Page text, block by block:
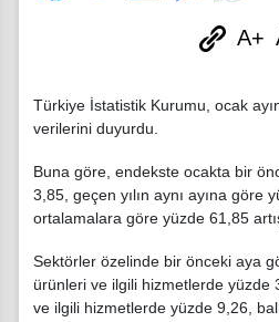
A+
Türkiye İstatistik Kurumu, ocak
verilerini duyurdu.
Buna göre, endekste ocakta bir
3,85, geçen yılın aynı ayına göre
ortalamalara göre yüzde 61,85
Sektörler özelinde bir önceki aya
ürünleri ve ilgili hizmetlerde yüzde
ve ilgili hizmetlerde yüzde 9,26,